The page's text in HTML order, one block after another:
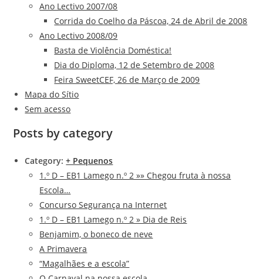
Ano Lectivo 2007/08
Corrida do Coelho da Páscoa, 24 de Abril de 2008
Ano Lectivo 2008/09
Basta de Violência Doméstica!
Dia do Diploma, 12 de Setembro de 2008
Feira SweetCEF, 26 de Março de 2009
Mapa do Sítio
Sem acesso
Posts by category
Category:+ Pequenos
1.º D – EB1 Lamego n.º 2 »» Chegou fruta à nossa
Escola…
Concurso Segurança na Internet
1.º D – EB1 Lamego n.º 2 » Dia de Reis
Benjamim, o boneco de neve
A Primavera
“Magalhães e a escola”